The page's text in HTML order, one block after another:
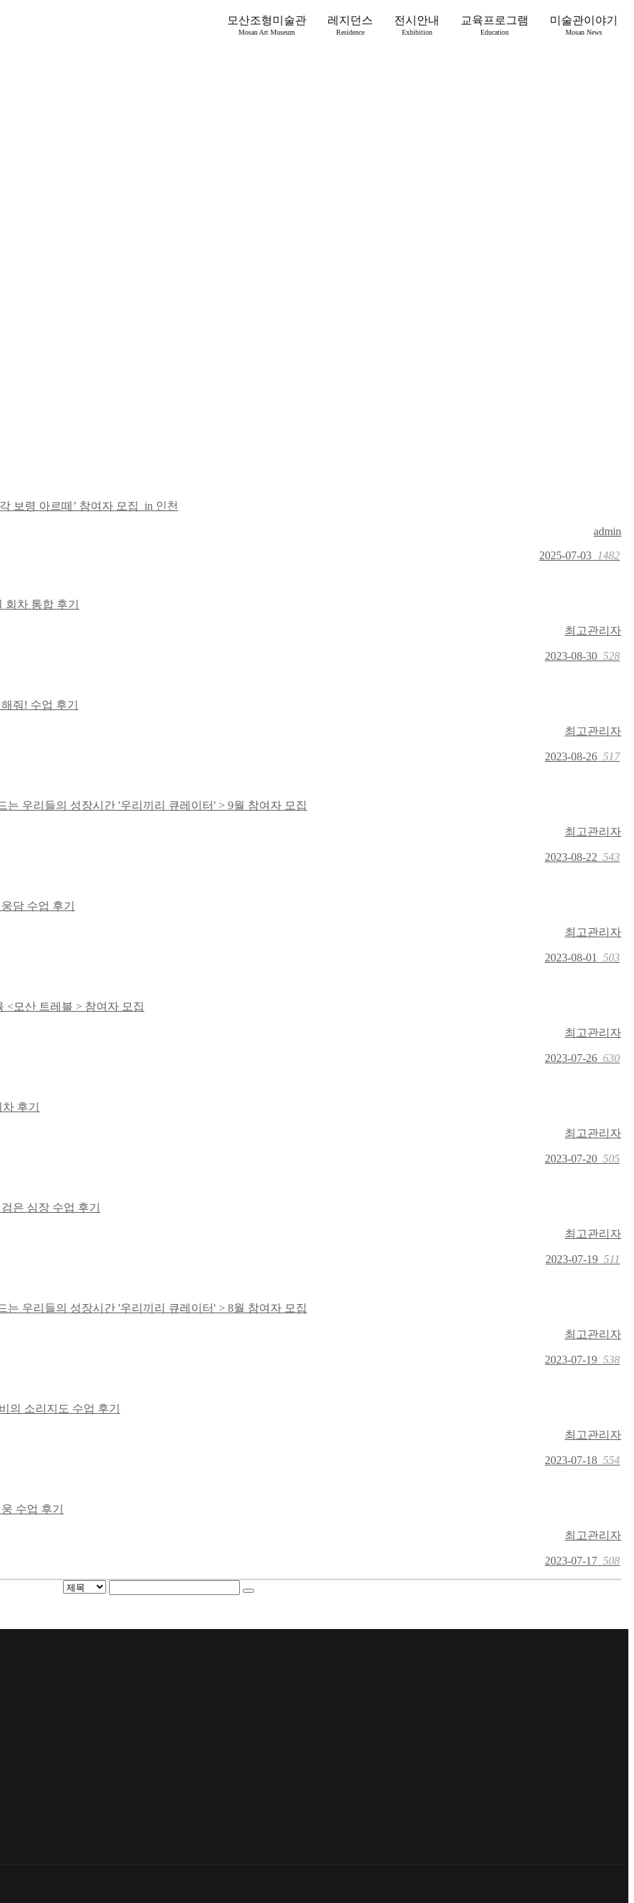
모산조형미술관
Mosan Art Museum
레지던스
Residence
전시안내
Exhibition
교육프로그램
Education
미술관이야기
Mosan News
보령 아르떼’ 참여자 모집_in 인천
admin
2025-07-03 1482
차 통합 후기
최고관리자
2023-08-30 528
줘! 수업 후기
최고관리자
2023-08-26 517
우리들의 성장시간 '우리끼리 큐레이터' > 9월 참여자 모집
최고관리자
2023-08-22 543
담 수업 후기
최고관리자
2023-08-01 503
<모산 트레블 > 참여자 모집
최고관리자
2023-07-26 630
후기
최고관리자
2023-07-20 505
은 심장 수업 후기
최고관리자
2023-07-19 511
우리들의 성장시간 '우리끼리 큐레이터' > 8월 참여자 모집
최고관리자
2023-07-19 538
의 소리지도 수업 후기
최고관리자
2023-07-18 554
수업 후기
최고관리자
2023-07-17 508